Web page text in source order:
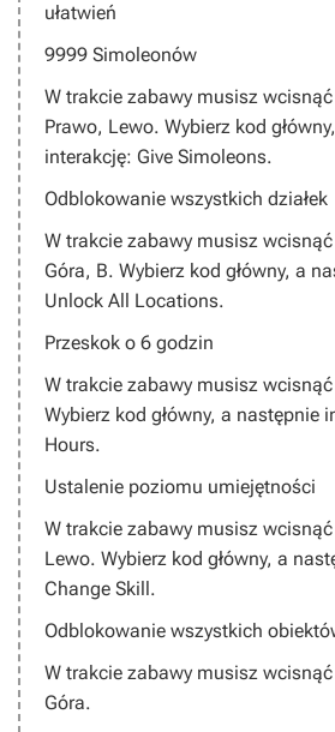
ułatwień
9999 Simoleonów
W trakcie zabawy musisz wcisnąć
Prawo, Lewo. Wybierz kod
interakcję: Give Simoleons.
Odblokowanie wszystkich działek
W trakcie zabawy musisz wcisnąć
Góra, B. Wybierz kod główny, a
Unlock All Locations.
Przeskok o 6 godzin
W trakcie zabawy musisz wcisnąć
Wybierz kod główny, a następnie
Hours.
Ustalenie poziomu umiejętności
W trakcie zabawy musisz wcisnąć
Lewo. Wybierz kod główny, a
Change Skill.
Odblokowanie wszystkich
W trakcie zabawy musisz wcisnąć
Góra.